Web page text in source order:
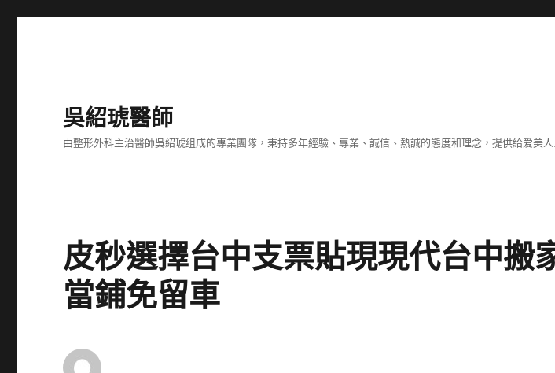
吳紹琥醫師
由整形外科主治醫師吳紹琥组成的專業團隊，秉持多年經驗、專業、誠信、熱誠的態度和理念，提供給爱美
皮秒選擇台中支票貼現現代台中搬
當鋪免留車